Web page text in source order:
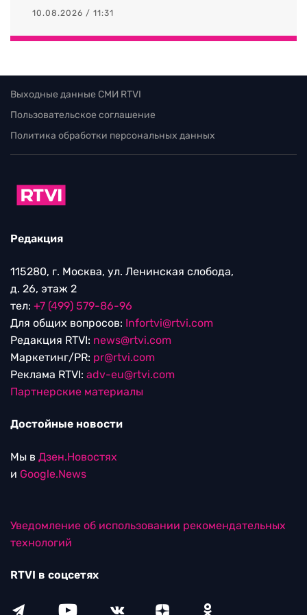
10.08.2026 / 11:31
Выходные данные СМИ RTVI
Пользовательское соглашение
Политика обработки персональных данных
Редакция
115280, г. Москва, ул. Ленинская слобода,
д. 26, этаж 2
тел: +7 (499) 579-86-96
Для общих вопросов: Infortvi@rtvi.com
Редакция RTVI: news@rtvi.com
Маркетинг/PR: pr@rtvi.com
Реклама RTVI: adv-eu@rtvi.com
Партнерские материалы
Достойные новости
Мы в Дзен.Новостях
и Google.News
Уведомление об использовании рекомендательных
технологий
RTVI в соцсетях